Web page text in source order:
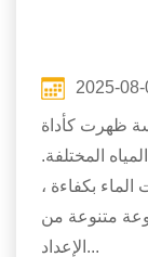
2025-08-
ظهرت كأداة
المختلفة.
بكفاءة ،
متنوعة من
الإعداد...